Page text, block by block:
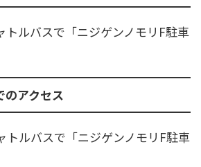
トルバスで「ニジゲンノモリF駐車
のアクセス
トルバスで「ニジゲンノモリF駐車